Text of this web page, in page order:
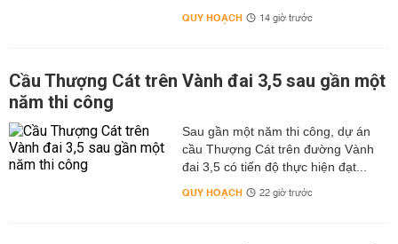
QUY HOẠCH 14 giờ trước
Cầu Thượng Cát trên Vành đai 3,5 sau gần một
năm thi công
Sau gần một năm thi công, dự án
cầu Thượng Cát trên đường Vành
đai 3,5 có tiến độ thực hiện đạt...
QUY HOẠCH 22 giờ trước